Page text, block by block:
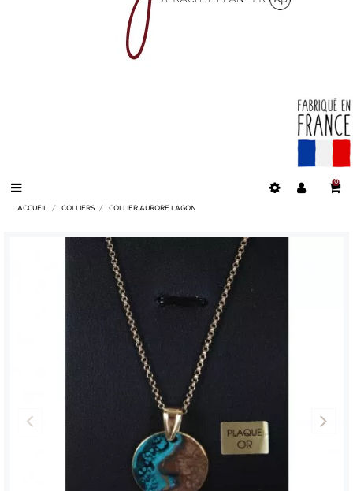
0
ACCUEIL COLLIERS COLLIER AURORE LAGON